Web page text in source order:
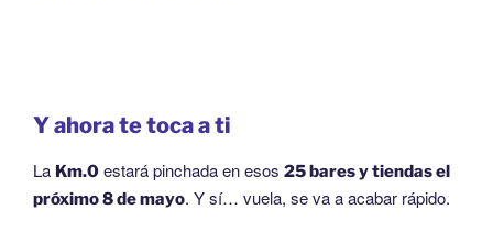
Y ahora te toca a ti
La Km.0 estará pinchada en esos 25 bares y tiendas el
próximo 8 de mayo. Y sí… vuela, se va a acabar rápido.